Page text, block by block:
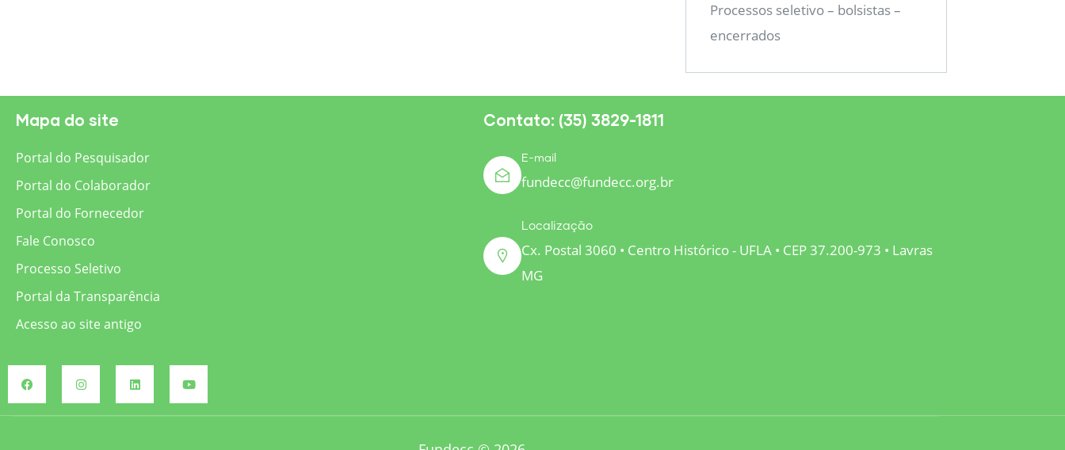
Processos seletivo – bolsistas –
encerrados
Mapa do site
Portal do Pesquisador
Portal do Colaborador
Portal do Fornecedor
Fale Conosco
Processo Seletivo
Portal da Transparência
Acesso ao site antigo
Contato: (35) 3829-1811
E-mail
fundecc@fundecc.org.br
Localização
Cx. Postal 3060 • Centro Histórico - UFLA • CEP 37.200-973 • Lavras
MG